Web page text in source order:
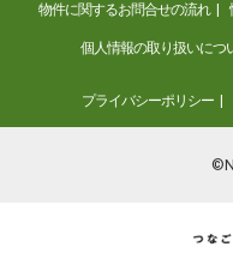
物件に関するお問合せの流れ
個人情報の取り扱いにつ
プライバシーポリシー